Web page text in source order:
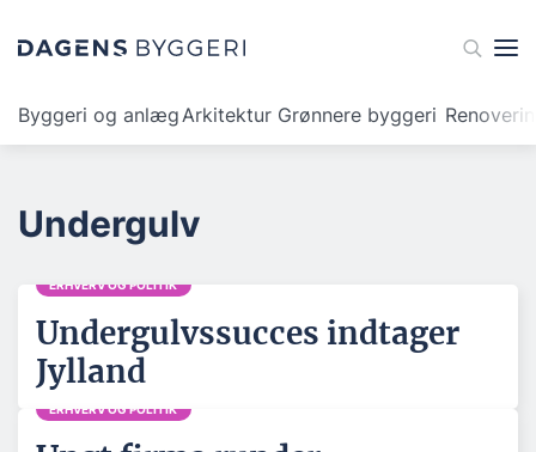
Byggeri og anlægArkitektur Grønnere byggeri
Undergulv
ERHVERV OG POLITIK
Undergulvssucces indtager
Jylland
ERHVERV OG POLITIK